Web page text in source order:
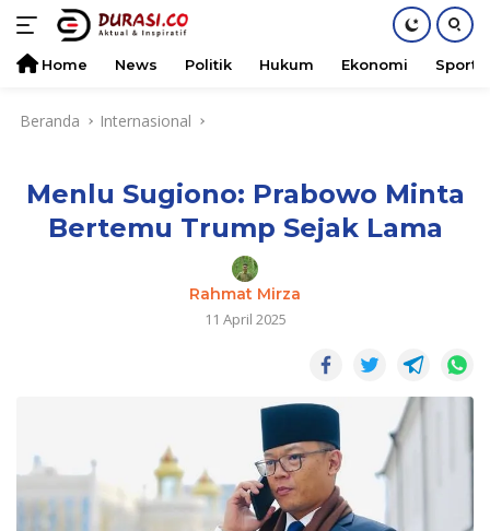
Home News Politik Hukum Ekonomi Sports
Beranda Internasional
Menlu Sugiono: Prabowo Minta
Bertemu Trump Sejak Lama
Rahmat Mirza
11 April 2025